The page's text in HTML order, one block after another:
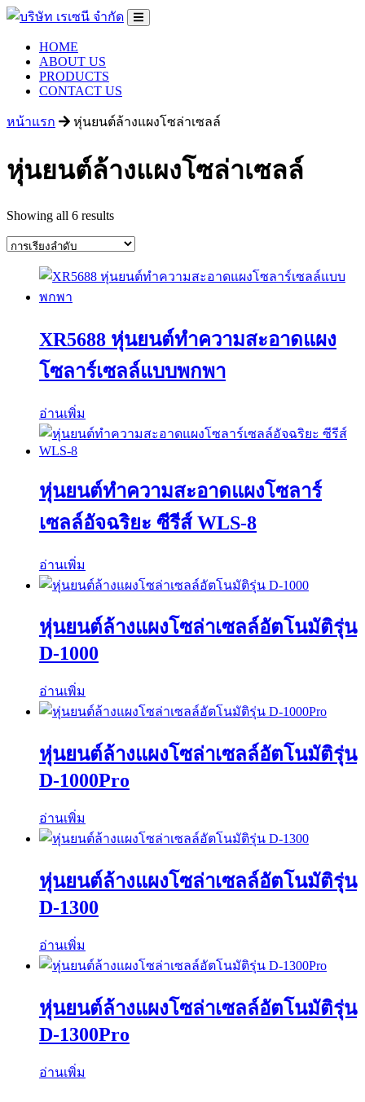
HOME
ABOUT US
PRODUCTS
CONTACT US
หน้าแรก หุ่นยนต์ล้างแผงโซล่าเซลล์
หุ่นยนต์ล้างแผงโซล่าเซลล์
Showing all 6 results
XR5688 หุ่นยนต์ทำความสะอาดแผง
โซลาร์เซลล์แบบพกพา
อ่านเพิ่ม
หุ่นยนต์ทำความสะอาดแผงโซลาร์
เซลล์อัจฉริยะ ซีรีส์ WLS-8
อ่านเพิ่ม
หุ่นยนต์ล้างแผงโซล่าเซลล์อัตโนมัติรุ่น
D-1000
อ่านเพิ่ม
หุ่นยนต์ล้างแผงโซล่าเซลล์อัตโนมัติรุ่น
D-1000Pro
อ่านเพิ่ม
หุ่นยนต์ล้างแผงโซล่าเซลล์อัตโนมัติรุ่น
D-1300
อ่านเพิ่ม
หุ่นยนต์ล้างแผงโซล่าเซลล์อัตโนมัติรุ่น
D-1300Pro
อ่านเพิ่ม